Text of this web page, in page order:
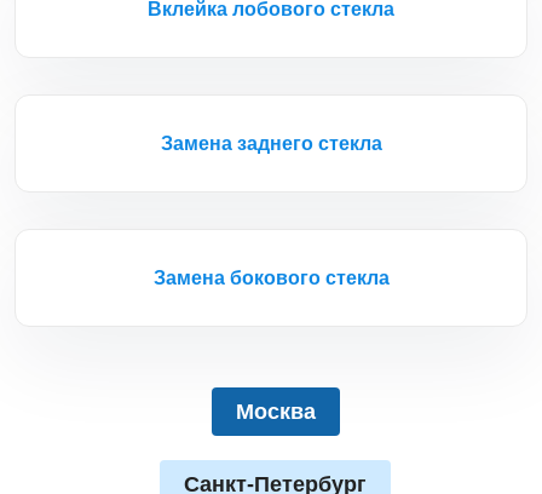
Вклейка лобового стекла
Замена заднего стекла
Замена бокового стекла
Москва
Санкт-Петербург